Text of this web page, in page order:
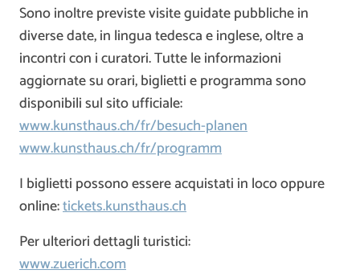
Sono inoltre previste visite guidate pubbliche in
diverse date, in lingua tedesca e inglese, oltre a
incontri con i curatori. Tutte le informazioni
aggiornate su orari, biglietti e programma sono
disponibili sul sito ufficiale:
www.kunsthaus.ch/fr/besuch-planen
www.kunsthaus.ch/fr/programm
I biglietti possono essere acquistati in loco oppure
online:tickets.kunsthaus.ch
Per ulteriori dettagli turistici:
www.zuerich.com